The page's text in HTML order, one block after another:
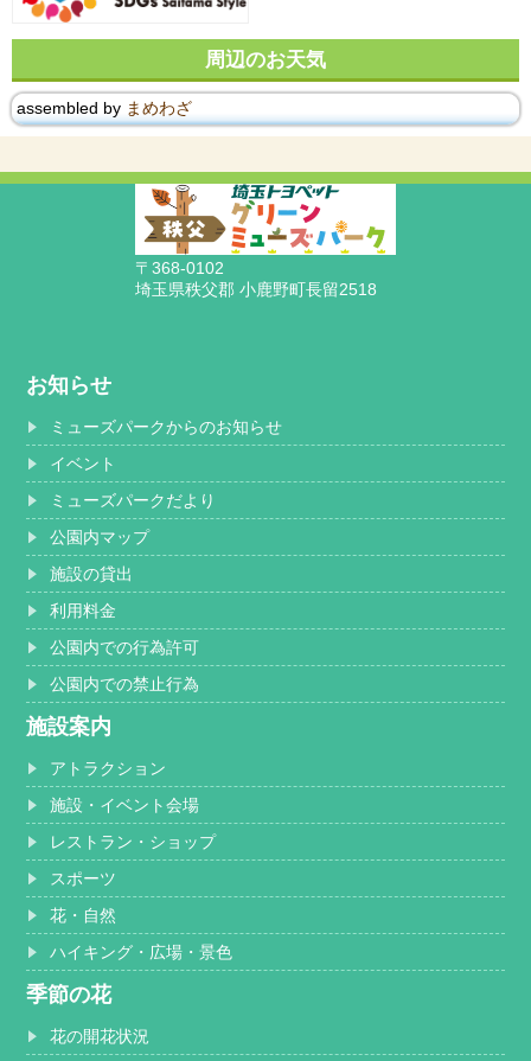
周辺のお天気
assembled by まめわざ
〒368-0102
埼玉県秩父郡 小鹿野町長留2518
お知らせ
ミューズパークからのお知らせ
イベント
ミューズパークだより
公園内マップ
施設の貸出
利用料金
公園内での行為許可
公園内での禁止行為
施設案内
アトラクション
施設・イベント会場
レストラン・ショップ
スポーツ
花・自然
ハイキング・広場・景色
季節の花
花の開花状況